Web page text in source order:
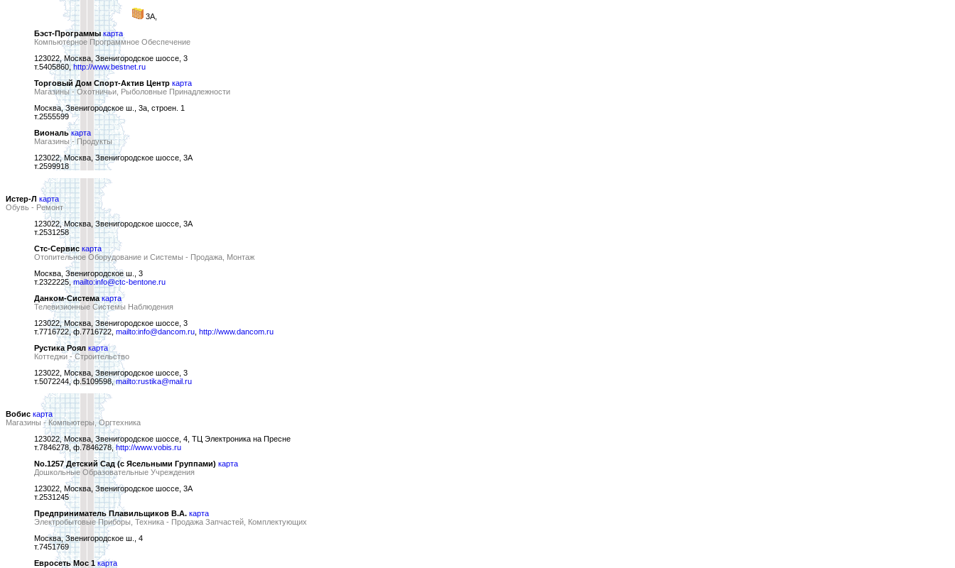
3А,
Бэст-Программы карта
Компьютерное Программное Обеспечение
123022, Москва, Звенигородское шоссе, 3
т.5405860,http://www.bestnet.ru
Торговый Дом Спорт-Актив Центр карта
Магазины - Охотничьи, Рыболовные Принадлежности
Москва, Звенигородское ш., 3а, строен. 1
т.2555599
Виональ карта
Магазины - Продукты
123022, Москва, Звенигородское шоссе, 3А
т.2599918
Истер-Л карта
Обувь - Ремонт
123022, Москва, Звенигородское шоссе, 3А
т.2531258
Стс-Сервис карта
Отопительное Оборудование и Системы - Продажа, Монтаж
Москва, Звенигородское ш., 3
т.2322225,mailto:info@ctc-bentone.ru
Данком-Система карта
Телевизионные Системы Наблюдения
123022, Москва, Звенигородское шоссе, 3
т.7716722, ф.7716722, mailto:info@dancom.ru http://www.dancom.ru
Рустика Роял карта
Коттеджи - Строительство
123022, Москва, Звенигородское шоссе, 3
т.5072244, ф.5109598,mailto:rustika@mail.ru
Вобис карта
Магазины - Компьютеры, Оргтехника
123022, Москва, Звенигородское шоссе, 4, ТЦ Электроника на Пресне
т.7846278, ф.7846278,http://www.vobis.ru
No.1257 Детский Сад (с Ясельными Группами) карта
Дошкольные Образовательные Учреждения
123022, Москва, Звенигородское шоссе, 3А
т.2531245
Предприниматель Плавильщиков В.А. карта
Электробытовые Приборы, Техника - Продажа Запчастей, Комплектующих
Москва, Звенигородское ш., 4
т.7451769
Евросеть Мос 1 карта